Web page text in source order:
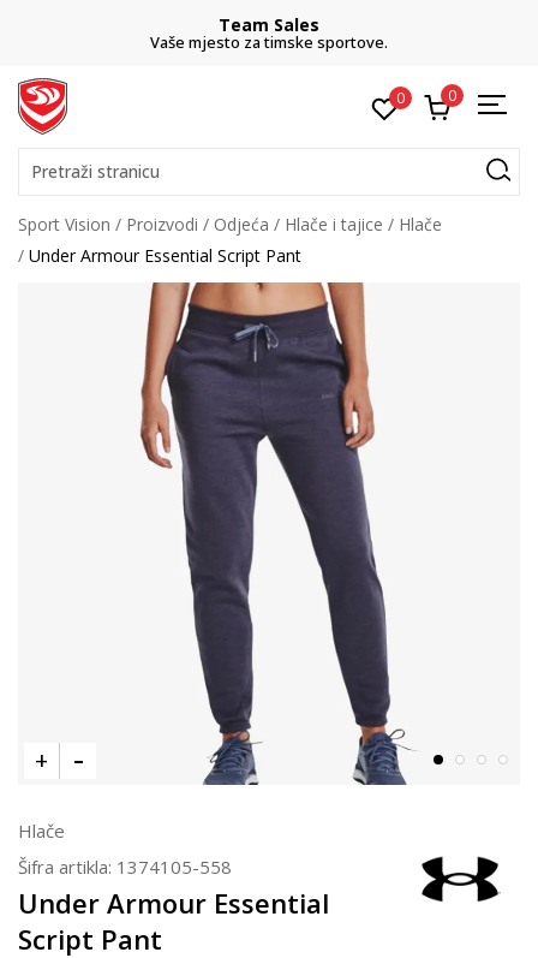
Team Sales
Vaše mjesto za timske sportove.
0 0
Pretraži stranicu
Sport Vision Proizvodi Odjeća Hlače i tajice
Hlače
Under Armour Essential Script Pant
Hlače
Šifra artikla: 1374105-558
Under Armour Essential
Script Pant